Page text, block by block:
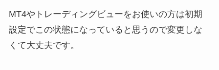
MT4やトレーディングビューをお使いの方は初期
設定でこの状態になっていると思うので変更しな
くて大丈夫です。